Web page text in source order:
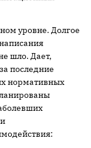
уровне. Долгое
шло. Дает,
последние
нормативных